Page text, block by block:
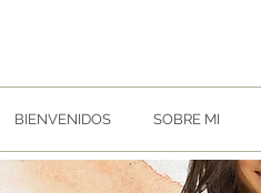
BIENVENIDOS SOBRE MI